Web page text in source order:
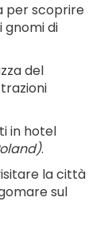
per scoprire
gnomi di
del
.
la città
sul